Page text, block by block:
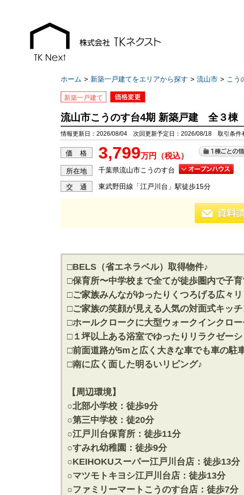
ホーム 新築一戸建てをエリアから探す 流山市 こう
新築一戸建て
流山市こうのす台4期 新築戸建 全３棟
情報更新日：2026/08/04 次回更新予定日：2026/08/18 取引条件
価 格 3,799万円（税込）
所在地 千葉県流山市こうのす台
交 通 東武野田線「江戸川台」駅徒歩15分
□BELS（省エネラベル）取得物件♪
□保育所〜中学校まで全てが徒歩圏内で子
□ご家族みんながゆったりくつろげる広々リ
□ご家族の笑顔が見える人気の対面式キッチ
□ホールクロークに大型ウォークインクロ
□１坪以上ある浴室でゆったりリラクゼーシ
□前面道路が5mと広く大きな車でも車の駐
□南に広く面した明るいリビング♪
【周辺環境】
○北部小学校：徒歩9分
○第三中学校：徒20分
○江戸川台保育所：徒歩11分
○すみれ幼稚園：徒歩9分
○KEIHOKUスーパー江戸川台店：徒歩13分
○マツモトキヨシ江戸川台店：徒歩13分
○ファミリーマートこうのす台店：徒歩7分
お知らせ
千葉本店
松戸支店
成田支店
現地販売会情報
成田支店
物件検索
新築一戸建
エリアから探す
中古一戸建
エリアから探す
エリアから物件検索
松戸･柏方面エリア
松戸･柏方面エリアの新築一戸建
松戸･柏方面エリアの中古一戸建
松戸･柏方面エリアのマンション
松戸･柏方面エリアの土地
成田･銚子方面エリ
成田･銚子方面エリ
成田･銚子方面エリ